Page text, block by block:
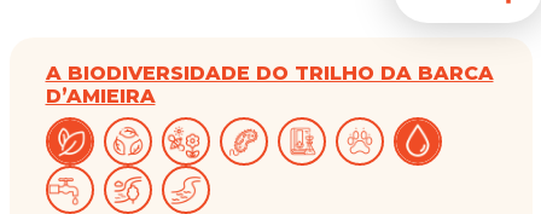
A BIODIVERSIDADE DO TRILHO DA BARCA
D’AMIEIRA